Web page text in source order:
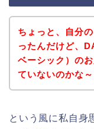
ちょっと、自分
ったんだけど、
ベーシック）の
ていないのかな～
という風に私自身